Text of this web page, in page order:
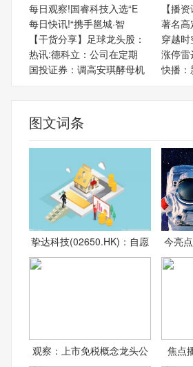
每日观察!国睿科技入选“E
【播
每日快讯!“携手邕城·智
著名
【干货分享】足球龙头股：
穿越
热讯:德科立：公司在定期
涨停雷
国投证券：调高安琪酵母机
快播：​
图文词条
挚达科技(02650.HK)：自愿 今亮
观察：上市免税概念龙头公 焦点